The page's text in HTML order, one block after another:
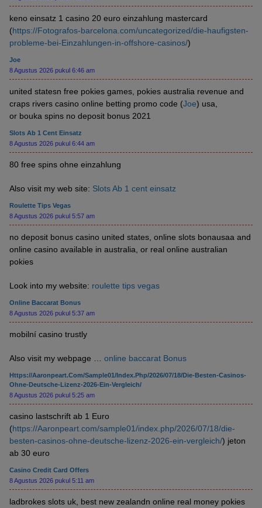
keno einsatz 1 casino 20 euro einzahlung mastercard
(https://Fotografos-barcelona.com/uncategorized/die-haufigsten-
probleme-bei-Einzahlungen-in-offshore-casinos/)
Joe
8 Agustus 2026 pukul 6:46 am
united statesn free pokies games, pokies australia revenue and
craps rivers casino online betting promo code (Joe) usa,
or bouka spins no deposit bonus 2021
Slots Ab 1 Cent Einsatz
8 Agustus 2026 pukul 6:44 am
80 free spins ohne einzahlung
Also visit my web site: Slots Ab 1 cent einsatz
Roulette Tips Vegas
8 Agustus 2026 pukul 5:57 am
no deposit bonus casino united states, online slots bonausaa and
online casino available in australia, or real online australian
pokies
Look into my website: roulette tips vegas
Online Baccarat Bonus
8 Agustus 2026 pukul 5:37 am
mobilní casino trustly
Also visit my webpage … online baccarat Bonus
Https://Aaronpeart.com/sample01/index.php/2026/07/18/die-Besten-Casinos-
Ohne-Deutsche-Lizenz-2026-Ein-Vergleich/
8 Agustus 2026 pukul 5:25 am
casino lastschrift ab 1 Euro
(https://Aaronpeart.com/sample01/index.php/2026/07/18/die-
besten-casinos-ohne-deutsche-lizenz-2026-ein-vergleich/) jeton
ab 30 euro
Casino Credit Card Offers
8 Agustus 2026 pukul 5:11 am
ladbrokes slots uk, best new zealandn online real money pokies